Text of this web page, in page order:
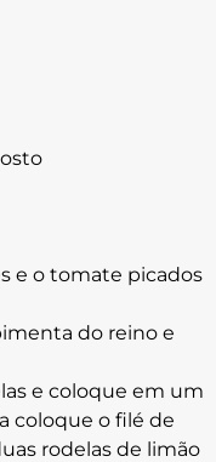
e o tomate picados
do reino e
e coloque em um
coloque o filé de
rodelas de limão